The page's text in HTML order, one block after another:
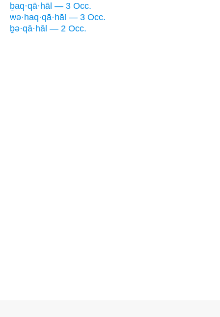
ḇaq·qā·hāl — 3 Occ.
wə·haq·qā·hāl — 3 Occ.
ḇə·qā·hāl — 2 Occ.